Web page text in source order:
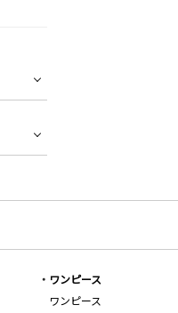
ワンピース
ワンピース